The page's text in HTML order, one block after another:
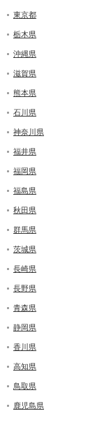
東京都
栃木県
沖縄県
滋賀県
熊本県
石川県
神奈川県
福井県
福岡県
福島県
秋田県
群馬県
茨城県
長崎県
長野県
青森県
静岡県
香川県
高知県
鳥取県
鹿児島県